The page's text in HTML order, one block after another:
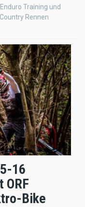
Training und
Rennen
16
ORF
Bike